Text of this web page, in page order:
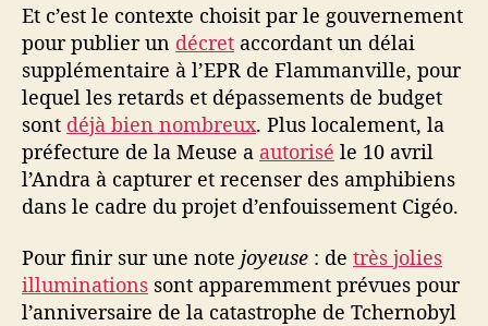
Et c’est le contexte choisit par le gouvernement
pour publier un décret accordant un délai
supplémentaire à l’EPR de Flammanville, pour
lequel les retards et dépassements de budget
sont déjà bien nombreux. Plus localement, la
préfecture de la Meuse a autorisé le 10 avril
l’Andra à capturer et recenser des amphibiens
dans le cadre du projet d’enfouissement Cigéo.
Pour finir sur une note joyeuse : de très jolies
illuminations sont apparemment prévues pour
l’anniversaire de la catastrophe de Tchernobyl